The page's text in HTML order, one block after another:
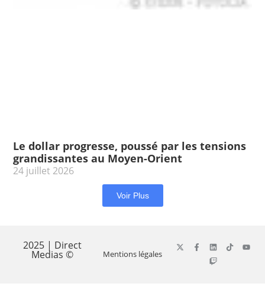
Le dollar progresse, poussé par les tensions
grandissantes au Moyen-Orient
24 juillet 2026
Voir Plus
2025 | Direct
Medias © Mentions légales